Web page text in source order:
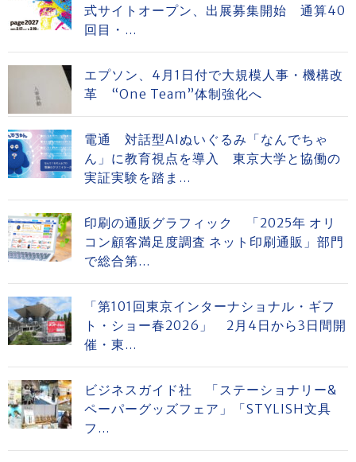
式サイトオープン、出展募集開始 通算40
回目・...
エプソン、4月1日付で大規模人事・機構改
革 “One Team”体制強化へ
電通 対話型AIぬいぐるみ「なんでちゃ
ん」に教育視点を導入 東京大学と協働の
実証実験を踏ま...
印刷の通販グラフィック 「2025年 オリ
コン顧客満足度調査 ネット印刷通販」部門
で総合第...
「第101回東京インターナショナル・ギフ
ト・ショー春2026」 2月4日から3日間開
催・東...
ビジネスガイド社 「ステーショナリー&
ペーパーグッズフェア」「STYLISH文具
フ...